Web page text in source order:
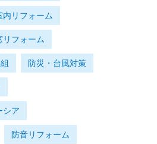
内リフォーム
リフォーム
防災・台風対策
シア
防音リフォーム